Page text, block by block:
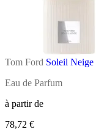
Tom Ford Soleil Neige
Eau de Parfum
à partir de
78,72 €